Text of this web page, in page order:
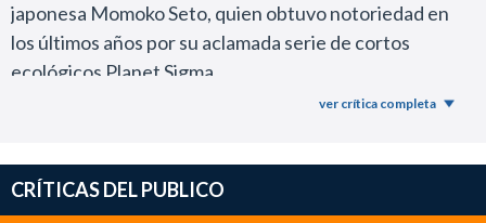
japonesa Momoko Seto, quien obtuvo notoriedad en
los últimos años por su aclamada serie de cortos
ecológicos Planet Sigma.
En este largometraje la directora combina la
microcósmico con la narrativa de ciencia ficción.
Tras un desastre nuclear que destruyó la Tierra, cuatro
ver crítica completa
CRÍTICAS DEL PUBLICO